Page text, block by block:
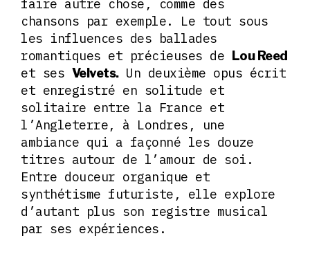
faire autre chose, comme des
chansons par exemple. Le tout sous
les influences des ballades
romantiques et précieuses de Lou Reed
et ses Velvets.Un deuxième opus écrit
et enregistré en solitude et
solitaire entre la France et
l’Angleterre, à Londres, une
ambiance qui a façonné les douze
titres autour de l’amour de soi.
Entre douceur organique et
synthétisme futuriste, elle explore
d’autant plus son registre musical
par ses expériences.